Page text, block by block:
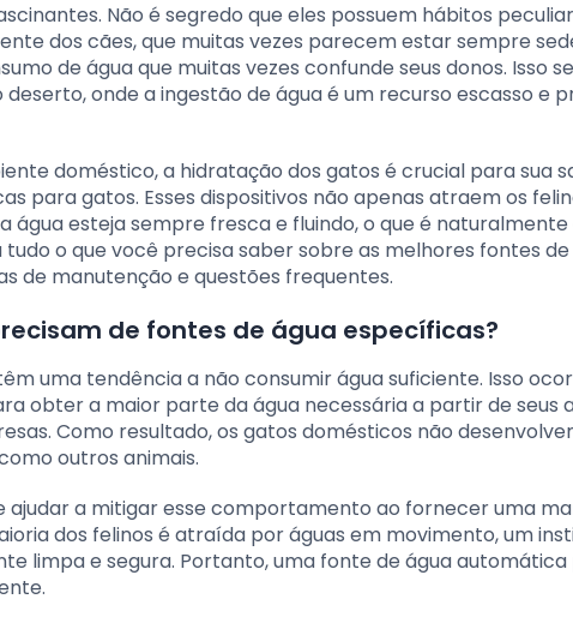
Não é segredo que eles possuem hábitos
dos cães, que muitas vezes parecem estar sempre
de água que muitas vezes confunde seus donos. Isso
onde a ingestão de água é um recurso escasso e
doméstico, a hidratação dos gatos é crucial para sua
para gatos. Esses dispositivos não apenas atraem os
água esteja sempre fresca e fluindo, o que é
o que você precisa saber sobre as melhores fontes
de manutenção e questões frequentes.
de fontes de água específicas?
uma tendência a não consumir água suficiente. Isso
obter a maior parte da água necessária a partir de seus
Como resultado, os gatos domésticos não
outros animais.
ajudar a mitigar esse comportamento ao fornecer uma
dos felinos é atraída por águas em movimento, um
limpa e segura. Portanto, uma fonte de água